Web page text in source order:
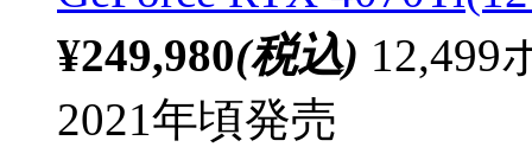
¥249,980(税込) 12,499
2021年頃発売